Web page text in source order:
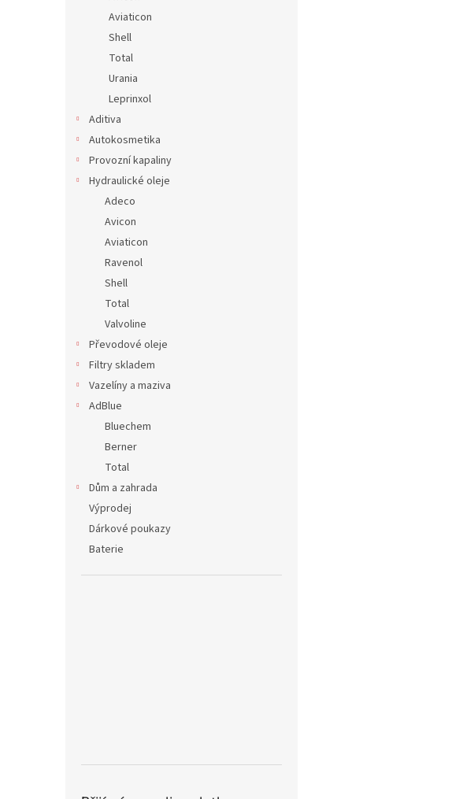
Aviaticon
Shell
Total
Urania
Leprinxol
Aditiva
Autokosmetika
Provozní kapaliny
Hydraulické oleje
Adeco
Avicon
Aviaticon
Ravenol
Shell
Total
Valvoline
Převodové oleje
Filtry skladem
Vazelíny a maziva
AdBlue
Bluechem
Berner
Total
Dům a zahrada
Výprodej
Dárkové poukazy
Baterie